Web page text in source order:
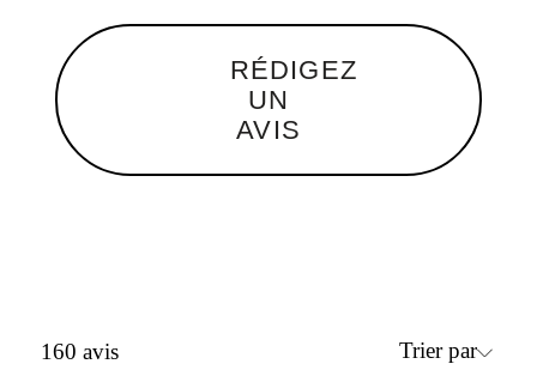
RÉDIGEZ
UN
AVIS
160 avis Trier par